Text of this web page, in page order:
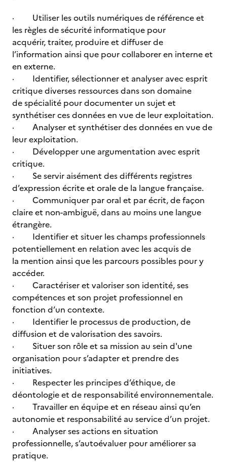
· Utiliser les outils numériques de référence et
les règles de sécurité informatique pour
acquérir, traiter, produire et diffuser de
l’information ainsi que pour collaborer en interne et
en externe.
· Identifier, sélectionner et analyser avec esprit
critique diverses ressources dans son domaine
de spécialité pour documenter un sujet et
synthétiser ces données en vue de leur exploitation.
· Analyser et synthétiser des données en vue de
leur exploitation.
· Développer une argumentation avec esprit
critique.
· Se servir aisément des différents registres
d’expression écrite et orale de la langue française.
· Communiquer par oral et par écrit, de façon
claire et non-ambiguë, dans au moins une langue
étrangère.
· Identifier et situer les champs professionnels
potentiellement en relation avec les acquis de
la mention ainsi que les parcours possibles pour y
accéder.
· Caractériser et valoriser son identité, ses
compétences et son projet professionnel en
fonction d’un contexte.
· Identifier le processus de production, de
diffusion et de valorisation des savoirs.
· Situer son rôle et sa mission au sein d'une
organisation pour s’adapter et prendre des
initiatives.
· Respecter les principes d’éthique, de
déontologie et de responsabilité environnementale.
· Travailler en équipe et en réseau ainsi qu’en
autonomie et responsabilité au service d’un projet.
· Analyser ses actions en situation
professionnelle, s’autoévaluer pour améliorer sa
pratique.